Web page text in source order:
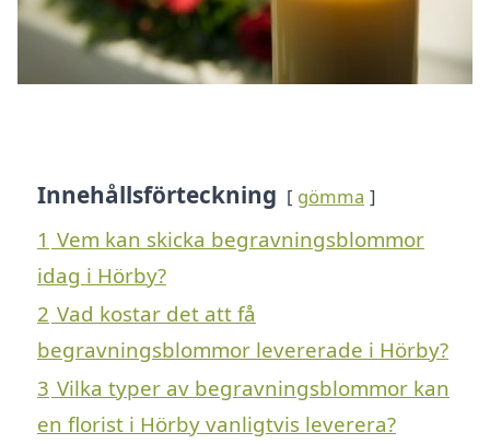
Innehållsförteckning gömma
1 Vem kan skicka begravningsblommor
idag i Hörby?
2 Vad kostar det att få
begravningsblommor levererade i Hörby?
3 Vilka typer av begravningsblommor kan
en florist i Hörby vanligtvis leverera?